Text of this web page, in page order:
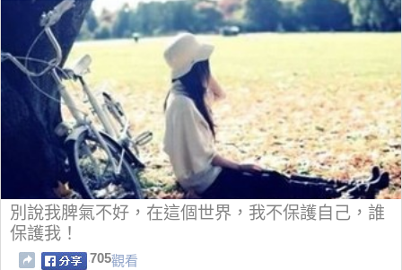
別說我脾氣不好，在這個世界，我不保護自己，誰
保護我！
705觀看